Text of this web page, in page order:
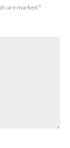
are marked*